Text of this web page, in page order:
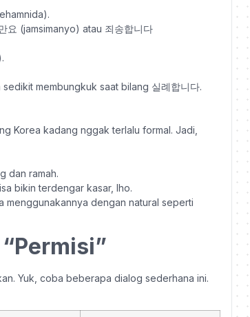
(jamsimanyo) atau 죄송합니다
membungkuk saat bilang 실례합니다.
Korea kadang nggak terlalu formal. Jadi,
dan ramah.
bikin terdengar kasar, lho.
menggunakannya dengan natural seperti
Yuk, coba beberapa dialog sederhana ini.